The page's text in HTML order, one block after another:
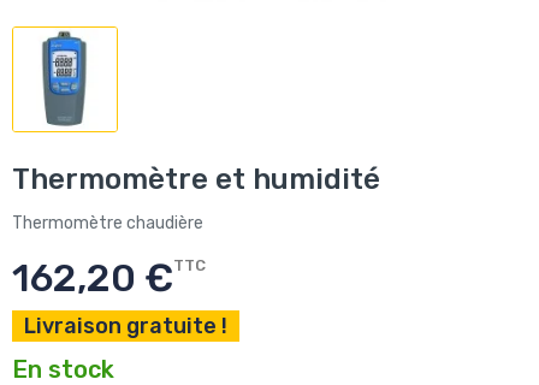
Thermomètre et humidité
Thermomètre chaudière
162,20 €TTC
Livraison gratuite !
En stock